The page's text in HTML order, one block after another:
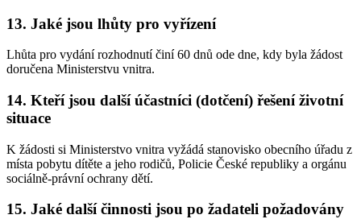
13. Jaké jsou lhůty pro vyřízení
Lhůta pro vydání rozhodnutí činí 60 dnů ode dne, kdy byla žádost
doručena Ministerstvu vnitra.
14. Kteří jsou další účastníci (dotčení) řešení životní
situace
K žádosti si Ministerstvo vnitra vyžádá stanovisko obecního úřadu z
místa pobytu dítěte a jeho rodičů, Policie České republiky a orgánu
sociálně-právní ochrany dětí.
15. Jaké další činnosti jsou po žadateli požadovány